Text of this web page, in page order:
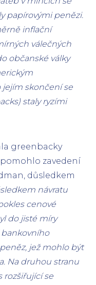
papírovými penězi.
inflační
válečných
občanské války
skončení se
staly ryzími
greenbacky
zavedení
důsledkem
návratu
cenové
do jisté míry
jež mohlo být
Na druhou stranu
rozšiřující se